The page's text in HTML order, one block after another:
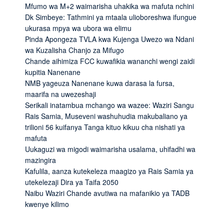
Mfumo wa M+2 waimarisha uhakika wa mafuta nchini
Dk Simbeye: Tathmini ya mtaala ulioboreshwa ifungue
ukurasa mpya wa ubora wa elimu
Pinda Apongeza TVLA kwa Kujenga Uwezo wa Ndani
wa Kuzalisha Chanjo za Mifugo
Chande aihimiza FCC kuwafikia wananchi wengi zaidi
kupitia Nanenane
NMB yageuza Nanenane kuwa darasa la fursa,
maarifa na uwezeshaji
Serikali inatambua mchango wa wazee: Waziri Sangu
Rais Samia, Museveni washuhudia makubaliano ya
trilioni 56 kuifanya Tanga kituo kikuu cha nishati ya
mafuta
Uukaguzi wa migodi waimarisha usalama, uhifadhi wa
mazingira
Kafulila, aanza kutekeleza maagizo ya Rais Samia ya
utekelezaji Dira ya Taifa 2050
Naibu Waziri Chande avutiwa na mafanikio ya TADB
kwenye kilimo